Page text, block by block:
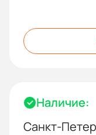
Наличие:
Санкт-